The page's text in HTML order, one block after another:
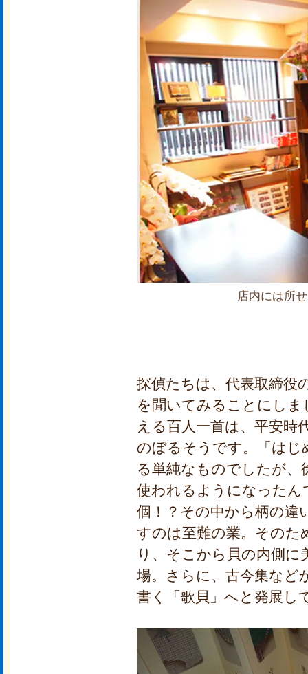
店内には所
探偵たちは、代表取締役
を聞いてみることにし
える百人一首は、平安時
のぼるそうです。「は
る単純なものでしたが、
使われるようになったん
個！？その中から柄の違
すのは至難の業。そのた
り、そこから貝の内側に
場。さらに、古今集など
書く「歌貝」へと発展し